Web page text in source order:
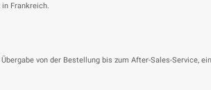
Frankreich.
von der Bestellung bis zum After-Sales-Service,